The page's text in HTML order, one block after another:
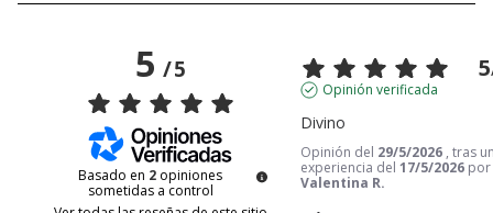
5/5
Basado en 2 opiniones
sometidas a control
5
Opinión verificada
Divino
Opinión del 29/5/2026 , tras
experiencia del17/5/2026 por
Valentina R.